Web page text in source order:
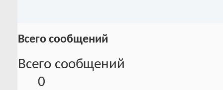
Всего сообщений
Всего сообщений
0